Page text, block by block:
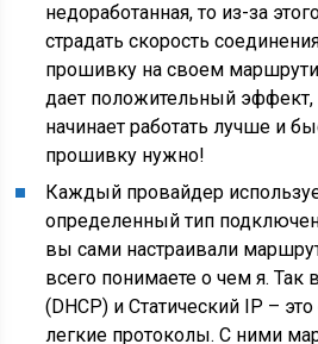
недоработанная, то из-за
страдать скорость
прошивку на своем
дает положительный эффект,
начинает работать лучше и
прошивку нужно!
Каждый провайдер
определенный тип
вы сами настраивали
всего понимаете о чем я. Так
(DHCP) и Статический IP –
легкие протоколы. С ними